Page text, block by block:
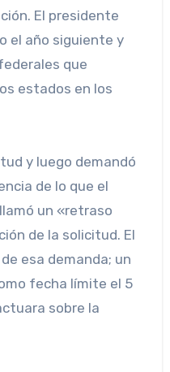
El presidente
el año siguiente y
que
estados en los
y luego demandó
de lo que el
un «retraso
de la solicitud. El
esa demanda; un
fecha límite el 5
sobre la